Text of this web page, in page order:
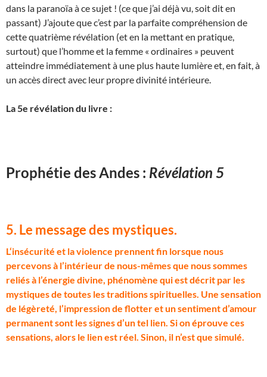
dans la paranoïa à ce sujet ! (ce que j’ai déjà vu, soit dit en
passant) J’ajoute que c’est par la parfaite compréhension de
cette quatrième révélation (et en la mettant en pratique,
surtout) que l’homme et la femme « ordinaires » peuvent
atteindre immédiatement à une plus haute lumière et, en fait, à
un accès direct avec leur propre divinité intérieure.
La 5e révélation du livre :
Prophétie des Andes : Révélation 5
5. Le message des mystiques.
L‘insécurité et la violence prennent fin lorsque nous
percevons à l’intérieur de nous-mêmes que nous sommes
reliés à l’énergie divine, phénomène qui est décrit par les
mystiques de toutes les traditions spirituelles. Une sensation
de légèreté, l’impression de flotter et un sentiment d’amour
permanent sont les signes d’un tel lien. Si on éprouve ces
sensations, alors le lien est réel. Sinon, il n’est que simulé.